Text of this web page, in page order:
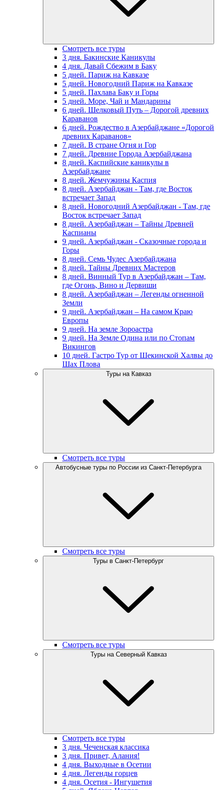
Смотреть все туры
3 дня. Бакинские Каникулы
4 дня. Давай Сбежим в Баку
5 дней. Париж на Кавказе
5 дней. Новогодний Париж на Кавказе
5 дней. Пахлава Баку и Горы
5 дней. Море, Чай и Мандарины
6 дней. Шелковый Путь – Дорогой древних
Караванов
6 дней. Рождество в Азербайджане «Дорогой
древних Караванов»
7 дней. В стране Огня и Гор
7 дней. Древние Города Азербайджана
8 дней. Каспийские каникулы в
Азербайджане
8 дней. Жемчужины Каспия
8 дней. Азербайджан - Там, где Восток
встречает Запад
8 дней. Новогодний Азербайджан - Там, где
Восток встречает Запад
8 дней. Азербайджан – Тайны Древней
Каспианы
9 дней. Азербайджан - Сказочные города и
Горы
8 дней. Семь Чудес Азербайджана
8 дней. Тайны Древних Мастеров
8 дней. Винный Тур в Азербайджан – Там,
где Огонь, Вино и Дервиши
8 дней. Азербайджан – Легенды огненной
Земли
9 дней. Азербайджан – На самом Краю
Европы
9 дней. На земле Зороастра
9 дней. На Земле Одина или по Стопам
Викингов
10 дней. Гастро Тур от Шекинской Халвы до
Шах Плова
Туры на Кавказ
Смотреть все туры
Автобусные туры по России из Санкт-Петербурга
Смотреть все туры
Туры в Санкт-Петербург
Смотреть все туры
Туры на Северный Кавказ
Смотреть все туры
3 дня. Чеченская классика
3 дня. Привет, Алания!
4 дня. Выходные в Осетии
4 дня. Легенды горцев
4 дня. Осетия - Ингушетия